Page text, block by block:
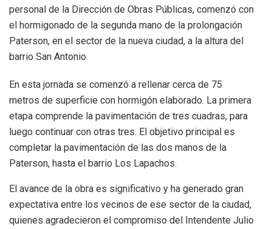
personal de la Dirección de Obras Públicas, comenzó con
el hormigonado de la segunda mano de la prolongación
Paterson, en el sector de la nueva ciudad, a la altura del
barrio San Antonio.
En esta jornada se comenzó a rellenar cerca de 75
metros de superficie con hormigón elaborado. La primera
etapa comprende la pavimentación de tres cuadras, para
luego continuar con otras tres. El objetivo principal es
completar la pavimentación de las dos manos de la
Paterson, hasta el barrio Los Lapachos.
El avance de la obra es significativo y ha generado gran
expectativa entre los vecinos de ese sector de la ciudad,
quienes agradecieron el compromiso del Intendente Julio